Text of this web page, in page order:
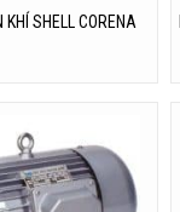
KHÍ SHELL CORENA